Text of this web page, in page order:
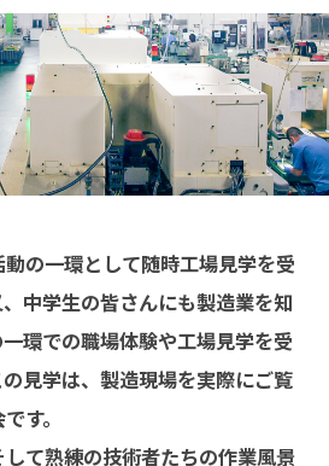
の一環として随時工場見学を受
中学生の皆さんにも製造業を知
環での職場体験や工場見学を受
見学は、製造現場を実際にご覧
す。
て熟練の技術者たちの作業風景